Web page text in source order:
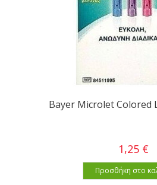
Bayer Microlet Colored
1,25 €
Προσθήκη στο